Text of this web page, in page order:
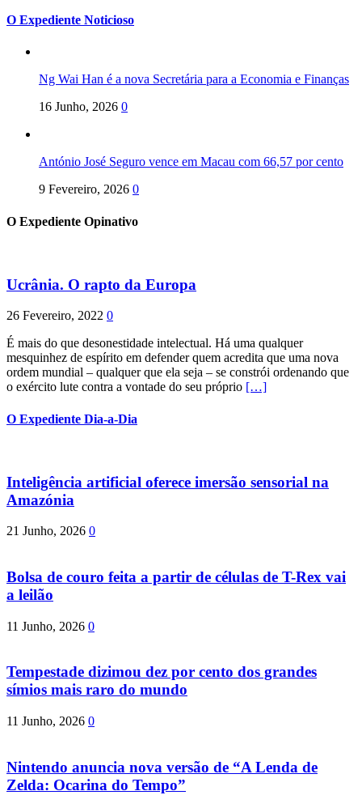
O Expediente Noticioso
Ng Wai Han é a nova Secretária para a Economia e Finanças
16 Junho, 2026 0
António José Seguro vence em Macau com 66,57 por cento
9 Fevereiro, 2026 0
O Expediente Opinativo
Ucrânia. O rapto da Europa
26 Fevereiro, 2022 0
É mais do que desonestidade intelectual. Há uma qualquer
mesquinhez de espírito em defender quem acredita que uma nova
ordem mundial – qualquer que ela seja – se constrói ordenando que
o exército lute contra a vontade do seu próprio […]
O Expediente Dia-a-Dia
Inteligência artificial oferece imersão sensorial na
Amazónia
21 Junho, 2026 0
Bolsa de couro feita a partir de células de T-Rex vai
a leilão
11 Junho, 2026 0
Tempestade dizimou dez por cento dos grandes
símios mais raro do mundo
11 Junho, 2026 0
Nintendo anuncia nova versão de “A Lenda de
Zelda: Ocarina do Tempo”